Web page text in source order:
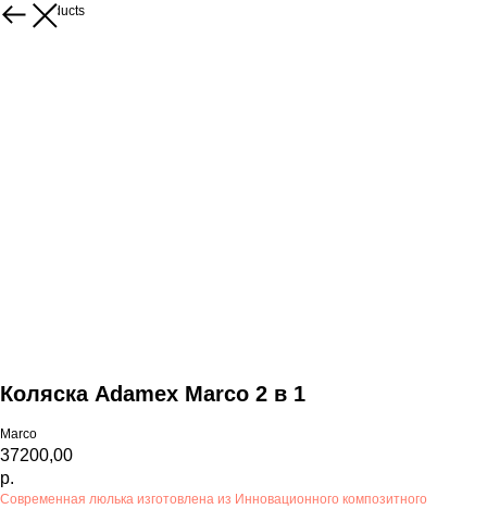
More products
Коляска Adamex Marco 2 в 1
Marco
37200,00
р.
Современная люлька изготовлена из Инновационного композитного